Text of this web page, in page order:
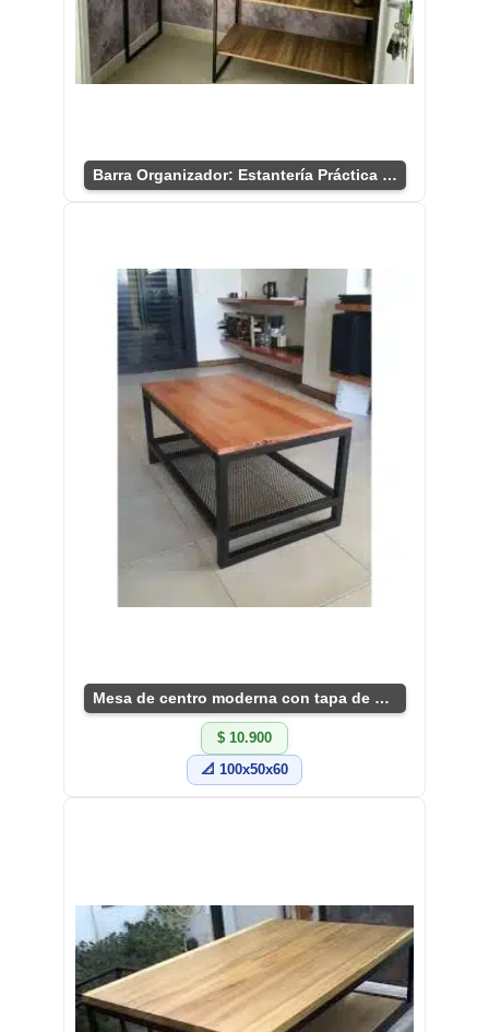
Barra Organizador: Estantería Práctica y Versátil
Mesa de centro moderna con tapa de madera
$ 10.900
📐 100x50x60